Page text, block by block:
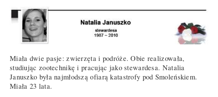
Miała dwie pasje: zwierzęta i podróże. Obie realizowała,
studiując zootechnikę i pracując jako stewardesa. Natalia
Januszko była najmłodszą ofiarą katastrofy pod Smoleńskiem.
Miała 23 lata.